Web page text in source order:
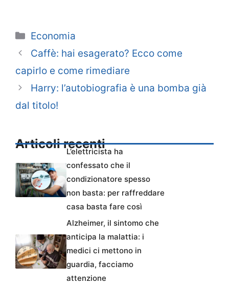
Categorie
Economia
Caffè: hai esagerato? Ecco come
capirlo e come rimediare
Harry: l’autobiografia è una bomba già
dal titolo!
Articoli recenti
L’elettricista ha
confessato che il
condizionatore spesso
non basta: per raffreddare
casa basta fare così
Alzheimer, il sintomo che
anticipa la malattia: i
medici ci mettono in
guardia, facciamo
attenzione